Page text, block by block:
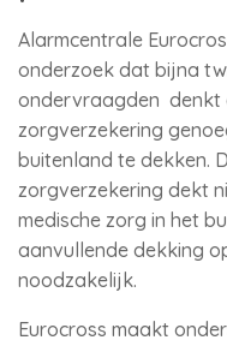
Alarmcentrale
onderzoek dat bijna
ondervraagden denkt
zorgverzekering
buitenland te dekken.
zorgverzekering dekt
medische zorg in het
aanvullende dekking
noodzakelijk.
Eurocross maakt